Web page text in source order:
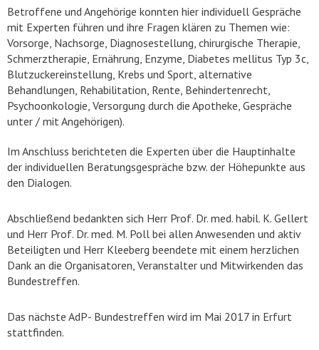
Betroffene und Angehörige konnten hier individuell Gespräche
mit Experten führen und ihre Fragen klären zu Themen wie:
Vorsorge, Nachsorge, Diagnosestellung, chirurgische Therapie,
Schmerztherapie, Ernährung, Enzyme, Diabetes mellitus Typ 3c,
Blutzuckereinstellung, Krebs und Sport, alternative
Behandlungen, Rehabilitation, Rente, Behindertenrecht,
Psychoonkologie, Versorgung durch die Apotheke, Gespräche
unter / mit Angehörigen).
Im Anschluss berichteten die Experten über die Hauptinhalte
der individuellen Beratungsgespräche bzw. der Höhepunkte aus
den Dialogen.
Abschließend bedankten sich Herr Prof. Dr. med. habil. K. Gellert
und Herr Prof. Dr. med. M. Poll bei allen Anwesenden und aktiv
Beteiligten und Herr Kleeberg beendete mit einem herzlichen
Dank an die Organisatoren, Veranstalter und Mitwirkenden das
Bundestreffen.
Das nächste AdP- Bundestreffen wird im Mai 2017 in Erfurt
stattfinden.